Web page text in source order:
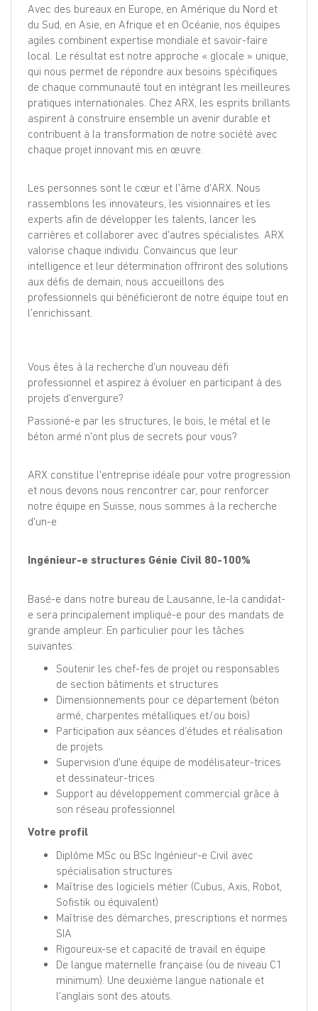
Avec des bureaux en Europe, en Amérique du Nord et
du Sud, en Asie, en Afrique et en Océanie, nos équipes
agiles combinent expertise mondiale et savoir-faire
local. Le résultat est notre approche « glocale » unique,
qui nous permet de répondre aux besoins spécifiques
de chaque communauté tout en intégrant les meilleures
pratiques internationales. Chez ARX, les esprits brillants
aspirent à construire ensemble un avenir durable et
contribuent à la transformation de notre société avec
chaque projet innovant mis en œuvre.
Les personnes sont le cœur et l'âme d'ARX. Nous
rassemblons les innovateurs, les visionnaires et les
experts afin de développer les talents, lancer les
carrières et collaborer avec d'autres spécialistes. ARX
valorise chaque individu. Convaincus que leur
intelligence et leur détermination offriront des solutions
aux défis de demain, nous accueillons des
professionnels qui bénéficieront de notre équipe tout en
l'enrichissant.
Vous êtes à la recherche d'un nouveau défi
professionnel et aspirez à évoluer en participant à des
projets d'envergure?
Passioné-e par les structures, le bois, le métal et le
béton armé n'ont plus de secrets pour vous?
ARX constitue l'entreprise idéale pour votre progression
et nous devons nous rencontrer car, pour renforcer
notre équipe en Suisse, nous sommes à la recherche
d'un-e
Ingénieur-e structures Génie Civil 80-100%
Basé-e dans notre bureau de Lausanne, le-la candidat-
e sera principalement impliqué-e pour des mandats de
grande ampleur. En particulier pour les tâches
suivantes:
Soutenir les chef-fes de projet ou responsables
de section bâtiments et structures
Dimensionnements pour ce département (béton
armé, charpentes métalliques et/ou bois)
Participation aux séances d'études et réalisation
de projets
Supervision d'une équipe de modélisateur-trices
et dessinateur-trices
Support au développement commercial grâce à
son réseau professionnel
Votre profil
Diplôme MSc ou BSc Ingénieur-e Civil avec
spécialisation structures
Maîtrise des logiciels métier (Cubus, Axis, Robot,
Sofistik ou équivalent)
Maîtrise des démarches, prescriptions et normes
SIA
Rigoureux-se et capacité de travail en équipe
De langue maternelle française (ou de niveau C1
minimum). Une deuxième langue nationale et
l'anglais sont des atouts.